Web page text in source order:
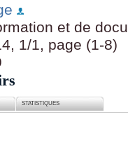
et de
1/1, page (1-8)
STATISTIQUES